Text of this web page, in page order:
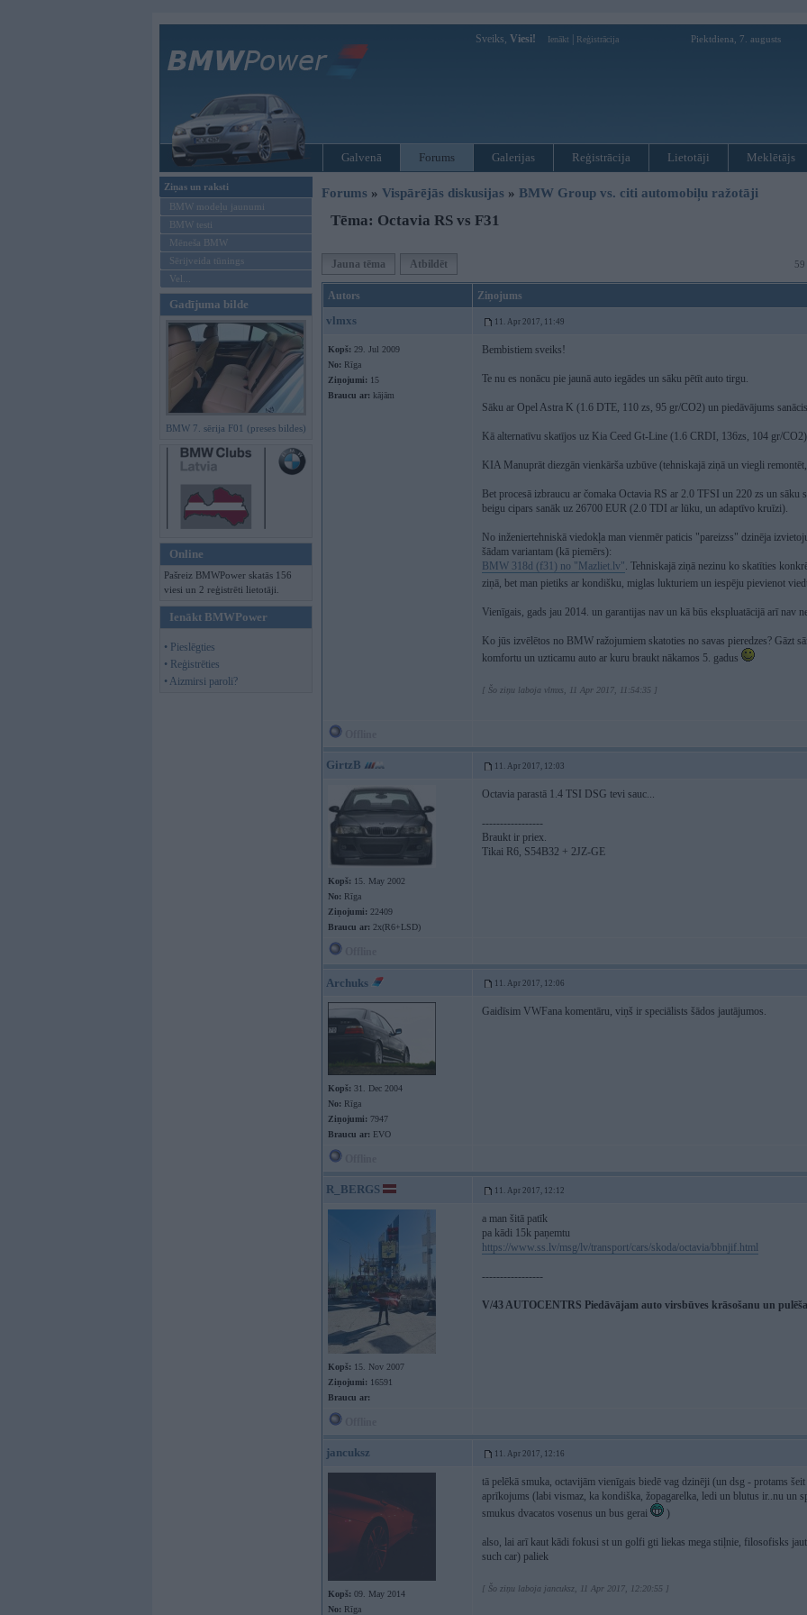
Sveiks, Viesi! Ienākt Reģistrācija Piektdiena, 7. augusts
Galvenā Forums Galerijas Reģistrācija Lietotāji Meklētājs
Ziņas un raksti
BMW modeļu jaunumi
BMW testi
Mēneša BMW
Sērijveida tūnings
Vel...
Gadījuma bilde
BMW 7. sērija F01 (preses bildes)
Online
Pašreiz BMWPower skatās 156
viesi un 2 reģistrēti lietotāji.
Ienākt BMWPower
• Pieslēgties
• Reģistrēties
• Aizmirsi paroli?
Forums » Vispārējās diskusijas » BMW Group vs. citi automobiļu ražotāji
Tēma: Octavia RS vs F31
Jauna tēma Atbildēt
Autors Ziņojums
vlmxs 11. Apr 2017, 11:49
Kopš: 29. Jul 2009
No: Rīga
Ziņojumi: 15
Braucu ar: kājām
Bembistiem sveiks!
Te nu es nonācu pie jaunā auto iegādes un sāku pētīt auto tirgu.
Sāku ar Opel Astra K (1.6 DTE, 110 zs, 95 gr/CO2) un piedāvājums
Kā alternatīvu skatījos uz Kia Ceed Gt-Line (1.6 CRDI, 136zs, 104 gr/
KIA Manuprāt diezgān vienkārša uzbūve (tehniskajā ziņā un viegli
Bet procesā izbraucu ar čomaka Octavia RS ar 2.0 TFSI un 220 zs un
beigu cipars sanāk uz 26700 EUR (2.0 TDI ar lūku, un adaptīvo kruīzi).
No inženiertehniskā viedokļa man vienmēr paticis "pareizss" dzinēja
šādam variantam (kā piemērs):
BMW 318d (f31) no "Mazliet.lv". Tehniskajā ziņā nezinu ko skatīties
ziņā, bet man pietiks ar kondišku, miglas lukturiem un iespēju pievienot
Vienīgais, gads jau 2014. un garantijas nav un kā būs ekspluatācijā arī nav
Ko jūs izvēlētos no BMW ražojumiem skatoties no savas pieredzes? Gāzt
komfortu un uzticamu auto ar kuru braukt nākamos 5. gadus
[ Šo ziņu laboja vlmxs, 11 Apr 2017, 11:54:35 ]
GirtzB 11. Apr 2017, 12:03
Kopš: 15. May 2002
No: Rīga
Ziņojumi: 22409
Braucu ar: 2x(R6+LSD)
Octavia parastā 1.4 TSI DSG tevi sauc...
-----------------
Braukt ir priex.
Tikai R6, S54B32 + 2JZ-GE
Archuks 11. Apr 2017, 12:06
Kopš: 31. Dec 2004
No: Rīga
Ziņojumi: 7947
Braucu ar: EVO
Gaidīsim VWFana komentāru, viņš ir speciālists šādos jautājumos.
R_BERGS 11. Apr 2017, 12:12
Kopš: 15. Nov 2007
Ziņojumi: 16591
Braucu ar:
a man šitā patīk
pa kādi 15k paņemtu
https://www.ss.lv/msg/lv/transport/cars/skoda/octavia/bbnjif.html
-----------------
V/43 AUTOCENTRS Piedāvājam auto virsbūves krāsošanu un
jancuksz 11. Apr 2017, 12:16
Kopš: 09. May 2014
No: Rīga
tā pelēkā smuka, octavijām vienīgais biedē vag dzinēji (un dsg - protams
aprīkojums (labi vismaz, ka kondiška, žopagarelka, ledi un blutus ir..nu un
smukus dvacatos vosenus un bus gerai
)
also, lai arī kaut kādi fokusi st un golfi gti liekas mega stiļnie, filosofisks
such car) paliek
[ Šo ziņu laboja jancuksz, 11 Apr 2017, 12:20:55 ]